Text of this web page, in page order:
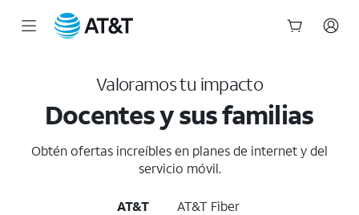
Valoramos tu impacto
Docentes y sus familias
Obtén ofertas increíbles en planes de internet y del
servicio móvil.
AT&T AT&T Fiber